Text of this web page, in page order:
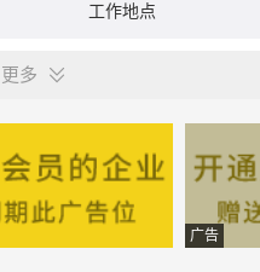
工作地点
更多
广告